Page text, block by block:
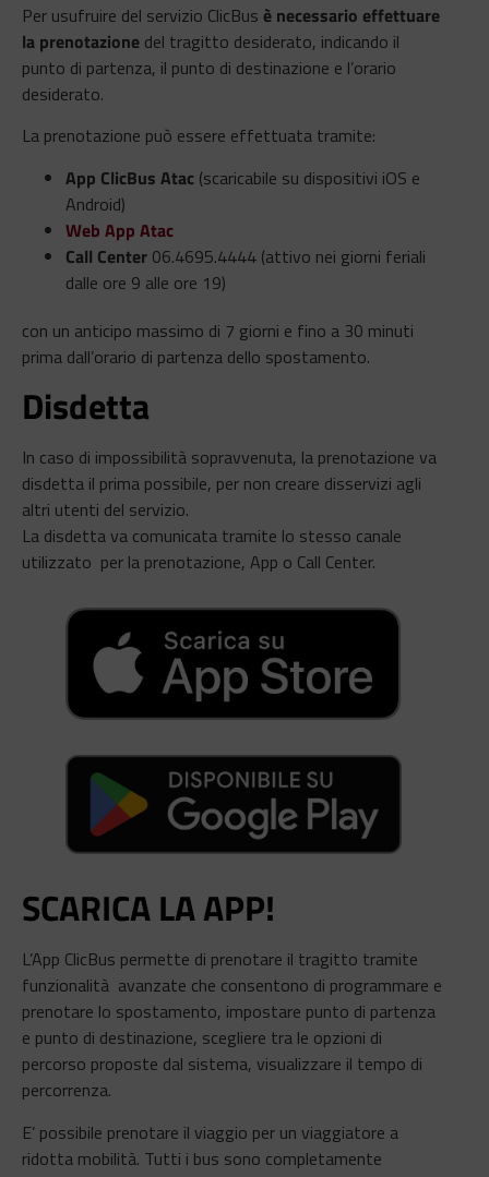
Per usufruire del servizio ClicBus è necessario effettuare
la prenotazione del tragitto desiderato, indicando il
punto di partenza, il punto di destinazione e l’orario
desiderato.
La prenotazione può essere effettuata tramite:
App ClicBus Atac (scaricabile su dispositivi iOS e
Android)
Web App Atac
Call Center 06.4695.4444 (attivo nei giorni feriali
dalle ore 9 alle ore 19)
con un anticipo massimo di 7 giorni e fino a 30 minuti
prima dall’orario di partenza dello spostamento.
Disdetta
In caso di impossibilità sopravvenuta, la prenotazione va
disdetta il prima possibile, per non creare disservizi agli
altri utenti del servizio.
La disdetta va comunicata tramite lo stesso canale
utilizzato per la prenotazione, App o Call Center.
SCARICA LA APP!
L’App ClicBus permette di prenotare il tragitto tramite
funzionalità avanzate che consentono di programmare e
prenotare lo spostamento, impostare punto di partenza
e punto di destinazione, scegliere tra le opzioni di
percorso proposte dal sistema, visualizzare il tempo di
percorrenza.
E’ possibile prenotare il viaggio per un viaggiatore a
ridotta mobilità. Tutti i bus sono completamente